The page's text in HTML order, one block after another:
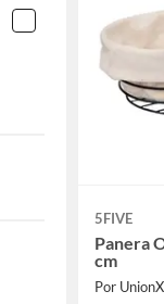
5FIVE
Panera
cm
Por UnionX